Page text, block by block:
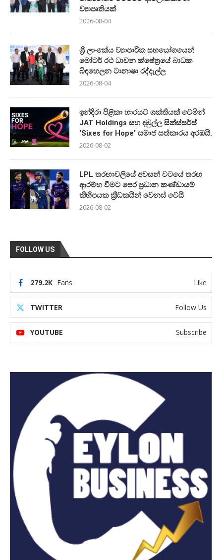
ව්‍යාපෘතියක්
2026-08-04
ශ්‍රී ලාංකේය ව්‍යාපාරික සහයෝගයෙන්
මෝටර් රථ ධාවන ක්ෂේත්‍රයේ බාධක
බිඳහෙලන ටානාෂා රද්දැල්ල
2026-08-04
ඉන්දිරා පිළිකා භාරයට ශක්තියක් වෙමින්
JAT Holdings සහ දඹුල්ල සික්ස්සර්ස්
‘Sixes for Hope’ සමාජ සත්කාරය අරඹයි.
2026-08-02
LPL තරඟාවලියේ අවසන් වටයේ තරඟ
ආරම්භ වීමට පෙර ප්‍රධාන කණ්ඩායම්
කිහිපයක ක්‍රීඩකයින් වෙනස් වෙයි
2026-08-02
FOLLOW US
279.2K Fans Like
TWITTER Follow Us
YOUTUBE Subscribe